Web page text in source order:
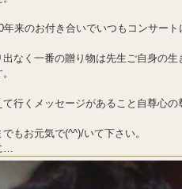
年来のお付き合いでいつもコンサー
出なく一番の贈り物は先生ご自身の
て行くメッセージがあること自尊心の
もお元気で(^^)/いて下さい。
…